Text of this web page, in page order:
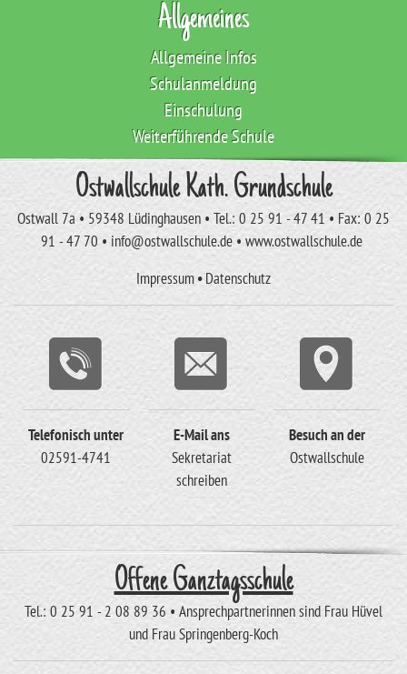
Allgemeines
Allgemeine Infos
Schulanmeldung
Einschulung
Weiterführende Schule
Ostwallschule Kath. Grundschule
Ostwall 7a • 59348 Lüdinghausen • Tel.: 0 25 91 - 47 41 • Fax: 0 25
91 - 47 70 • info@ostwallschule.de • www.ostwallschule.de
Impressum•Datenschutz
Telefonisch unter
02591-4741
E-Mail ans
Sekretariat
schreiben
Besuch an der
Ostwallschule
Offene Ganztagsschule
Tel.: 0 25 91 - 2 08 89 36 • Ansprechpartnerinnen sind Frau Hüvel
und Frau Springenberg-Koch